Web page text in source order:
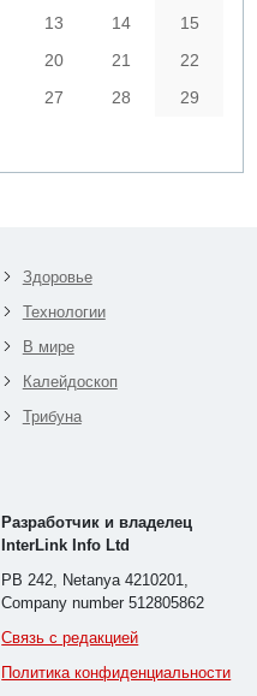
13 14
15
20 21
22
27 28
29
Здоровье
Технологии
В мире
Калейдоскоп
Трибуна
Разработчик и владелец
InterLink Info Ltd
PB 242, Netanya 4210201,
Company number 512805862
Связь с редакцией
Политика конфиденциальности